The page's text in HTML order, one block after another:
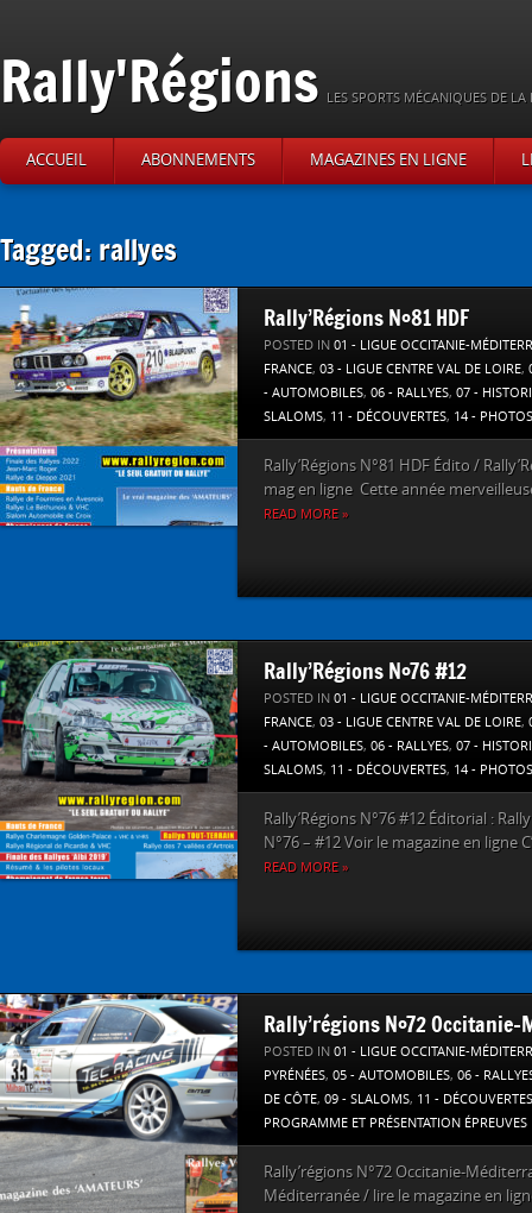
Rally'Régions LES SPORTS MÉCANIQUES DE
ACCUEIL ABONNEMENTS MAGAZINES EN LIGNE
Tagged: rallyes
Rally’Régions N°81 HDF
POSTED IN 01 - LIGUE OCCITANIE-
FRANCE, 03 - LIGUE CENTRE VAL DE LOIRE,
- AUTOMOBILES, 06 - RALLYES, 07 -
SLALOMS, 11 - DÉCOUVERTES, 14 - PHOTOS
Rally’Régions N°81 HDF Édito /
mag en ligne Cette année
READ MORE »
Rally’Régions N°76 #12
POSTED IN 01 - LIGUE OCCITANIE-
FRANCE, 03 - LIGUE CENTRE VAL DE LOIRE,
- AUTOMOBILES, 06 - RALLYES, 07 -
SLALOMS, 11 - DÉCOUVERTES, 14 - PHOTOS
Rally’Régions N°76 #12 Éditorial :
N°76 – #12 Voir le magazine en ligne
READ MORE »
Rally’régions N°72
POSTED IN 01 - LIGUE OCCITANIE-
PYRÉNÉES, 05 - AUTOMOBILES, 06 -
DE CÔTE, 09 - SLALOMS, 11 - DÉCOUVERTES
PROGRAMME ET PRÉSENTATION ÉPREUVES
Rally’régions N°72 Occitanie-
Méditerranée / lire le magazine en